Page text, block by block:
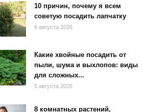
10 причин, почему я всем
советую посадить лапчатку
6 августа 2026
Какие хвойные посадить от
пыли, шума и выхлопов: виды
для сложных...
5 августа 2026
8 комнатных растений,